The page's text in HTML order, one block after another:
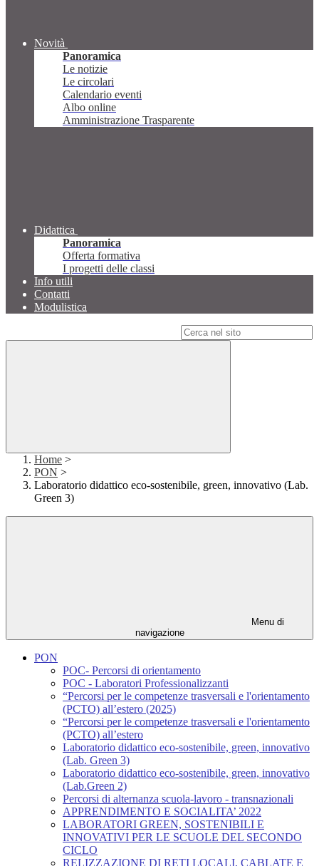
Novità
Panoramica
Le notizie
Le circolari
Calendario eventi
Albo online
Amministrazione Trasparente
Didattica
Panoramica
Offerta formativa
I progetti delle classi
Info utili
Contatti
Modulistica
Home >
PON >
Laboratorio didattico eco-sostenibile, green, innovativo (Lab.
Green 3)
Menu di
navigazione
PON
POC- Percorsi di orientamento
POC - Laboratori Professionalizzanti
“Percorsi per le competenze trasversali e l'orientamento
(PCTO) all’estero (2025)
“Percorsi per le competenze trasversali e l'orientamento
(PCTO) all’estero
Laboratorio didattico eco-sostenibile, green, innovativo
(Lab. Green 3)
Laboratorio didattico eco-sostenibile, green, innovativo
(Lab.Green 2)
Percorsi di alternanza scuola-lavoro - transnazionali
APPRENDIMENTO E SOCIALITA’ 2022
LABORATORI GREEN, SOSTENIBILI E
INNOVATIVI PER LE SCUOLE DEL SECONDO
CICLO
RELIZZAZIONE DI RETI LOCALI, CABLATE E